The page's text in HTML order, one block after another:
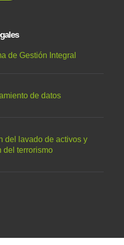
de Gestión Integral
de datos
del lavado de activos y
del terrorismo